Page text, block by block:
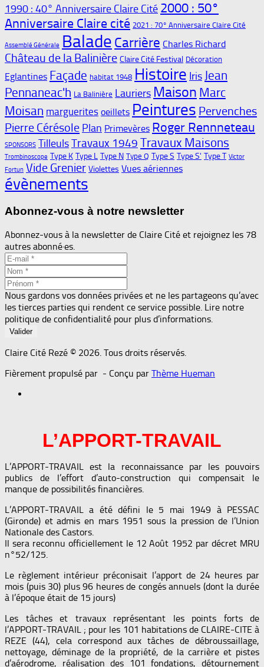
1990 : 40° Anniversaire Claire Cité 2000 : 50°
Anniversaire Claire cité 2021 : 70° Anniversaire Claire Cité
Assemblé Générale Balade Carrière Charles Richard
Château de la Balinière Claire Cité Festival Décoration
Eglantines Façade habitat 1948 Histoire Iris Jean
Pennaneac'h La Balinière Lauriers Maison Marc
Moisan marguerites oeillets Peintures Pervenches
Pierre Cérésole Plan Primevères Roger Rennneteau
SPONSORS TilleulsTravaux 1949 Travaux Maisons
Trombinoscope Type K Type L Type N Type Q Type S Type S' Type T Victor
Fortun Vide Grenier Violettes Vues aériennes
évènements
Abonnez-vous à notre newsletter
Abonnez-vous à la newsletter de Claire Cité et rejoignez les 78
autres abonné·es.
Nous gardons vos données privées et ne les partageons qu’avec
les tierces parties qui rendent ce service possible. Lire notre
politique de confidentialité pour plus d’informations.
Claire Cité Rezé © 2026. Tous droits réservés.
Fièrement propulsé par - Conçu par Thème Hueman
L’APPORT-TRAVAIL
L’APPORT-TRAVAIL est la reconnaissance par les pouvoirs
publics de l’effort d’auto-construction qui compensait le
manque de possibilités financières.
L’APPORT-TRAVAIL a été défini le 5 mai 1949 à PESSAC
(Gironde) et admis en mars 1951 sous la pression de l’Union
Nationale des Castors.
Il sera reconnu officiellement le 12 Août 1952 par décret MRU
n°52/125.
Le règlement intérieur préconisait l’apport de 24 heures par
mois (puis 30) plus 96 heures de congés annuels (dont la durée
à l’époque était de 15 jours)
Les tâches et travaux représentant les points forts de
l’APPORT-TRAVAIL ; pour les 101 habitations de CLAIRE-CITE à
REZE (44), cela correspond aux tâches de débroussaillage,
nettoyage, déminage de la propriété, de la carrière et pistes
d’aérodrome, réalisation des 101 fondations, détournement